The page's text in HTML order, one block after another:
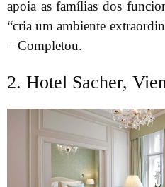
apoia as famílias dos
“cria um ambiente
– Completou.
2. Hotel Sacher,